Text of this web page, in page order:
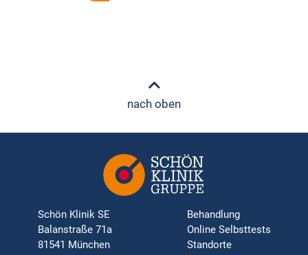
nach oben
Schön Klinik SE
Balanstraße 71a
81541 München
Behandlung
Online Selbsttests
Standorte